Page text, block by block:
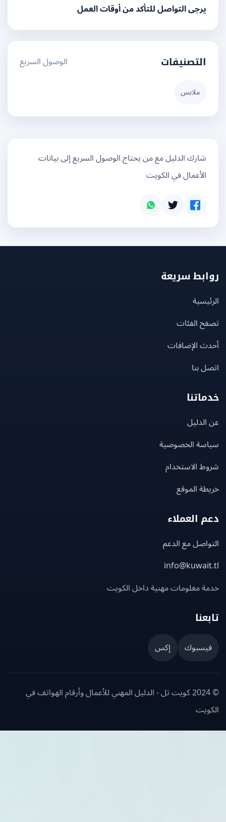
يرجى التواصل للتأكد من أوقات العمل
التصنيفات الوصول السريع
ملابس
شارك الدليل مع من يحتاج الوصول السريع إلى بيانات
الأعمال في الكويت
سريعة
الفئات
الإضافات
بنا
الخصوصية
الاستخدام
الموقع
العملاء
مع الدعم
معلومات مهنية داخل الكويت
إكس
© 2024 كويت تل - الدليل المهني للأعمال وأرقام الهواتف في